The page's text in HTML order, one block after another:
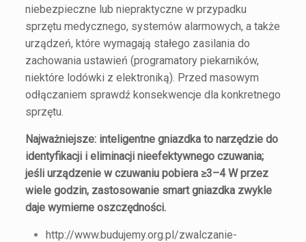
niebezpieczne lub niepraktyczne w przypadku
sprzętu medycznego, systemów alarmowych, a także
urządzeń, które wymagają stałego zasilania do
zachowania ustawień (programatory piekarników,
niektóre lodówki z elektroniką). Przed masowym
odłączaniem sprawdź konsekwencje dla konkretnego
sprzętu.
Najważniejsze: inteligentne gniazdka to narzędzie do
identyfikacji i eliminacji nieefektywnego czuwania;
jeśli urządzenie w czuwaniu pobiera ≥3–4 W przez
wiele godzin, zastosowanie smart gniazdka zwykle
daje wymierne oszczędności.
http://www.budujemy.org.pl/zwalczanie-